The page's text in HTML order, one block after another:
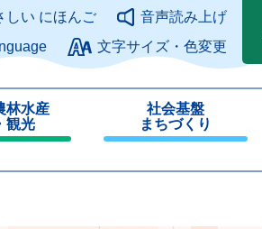
このページの本文へ
しい にほんご
音声読み上げ
文字サイズ・色変更
林水産
観光
社会基盤
まちづくり
じ